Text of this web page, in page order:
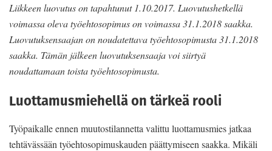
Liikkeen luovutus on tapahtunut 1.10.2017. Luovutushetkellä
voimassa oleva työehtosopimus on voimassa 31.1.2018 saakka.
Luovutuksensaajan on noudatettava työehtosopimusta 31.1.2018
saakka. Tämän jälkeen luovutuksensaaja voi siirtyä
noudattamaan toista työehtosopimusta.
Luottamusmiehellä on tärkeä rooli
Työpaikalle ennen muutostilannetta valittu luottamusmies jatkaa
tehtävässään työehtosopimuskauden päättymiseen saakka. Mikäli